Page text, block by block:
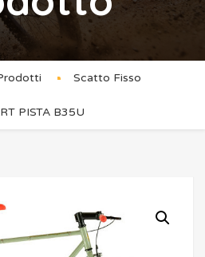
Scatto Fisso
PISTA B35U